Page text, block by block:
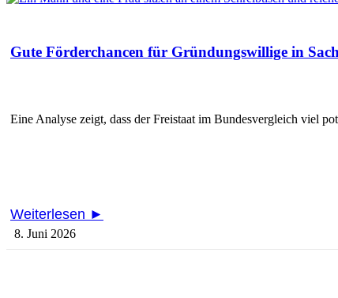
Gute Förderchancen für Gründungswillige in
Eine Analyse zeigt, dass der Freistaat im Bundesvergleich viel
Weiterlesen ►
8. Juni 2026